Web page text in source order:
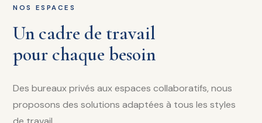
NOS ESPACES
Un cadre de travail
pour chaque besoin
Des bureaux privés aux espaces collaboratifs, nous
proposons des solutions adaptées à tous les styles